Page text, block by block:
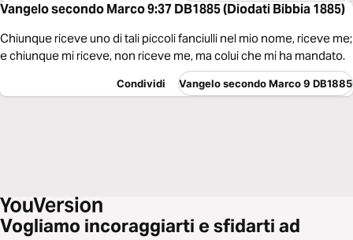
Vangelo secondo Marco 9:37 DB1885 (Diodati Bibbia 1885)
Chiunque riceve uno di tali piccoli fanciulli nel mio nome, riceve me;
e chiunque mi riceve, non riceve me, ma colui che mi ha mandato.
Condividi Vangelo secondo Marco 9 DB1885
Vogliamo incoraggiarti e sfidarti ad